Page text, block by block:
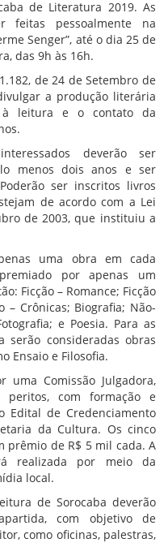
de Literatura 2019. As
feitas pessoalmente na
Senger”, até o dia 25 de
das 9h às 16h.
de 24 de Setembro de
a produção literária
leitura e o contato da
deverão ser
menos dois anos e ser
ser inscritos livros
de acordo com a Lei
de 2003, que instituiu a
uma obra em cada
por apenas um
Ficção – Romance; Ficção
– Crônicas; Biografia; Não-
e Poesia. Para as
serão consideradas obras
Ensaio e Filosofia.
uma Comissão Julgadora,
peritos, com formação e
Edital de Credenciamento
da Cultura. Os cinco
prêmio de R$ 5 mil cada. A
realizada por meio da
local.
de Sorocaba deverão
com objetivo de
como oficinas, palestras,